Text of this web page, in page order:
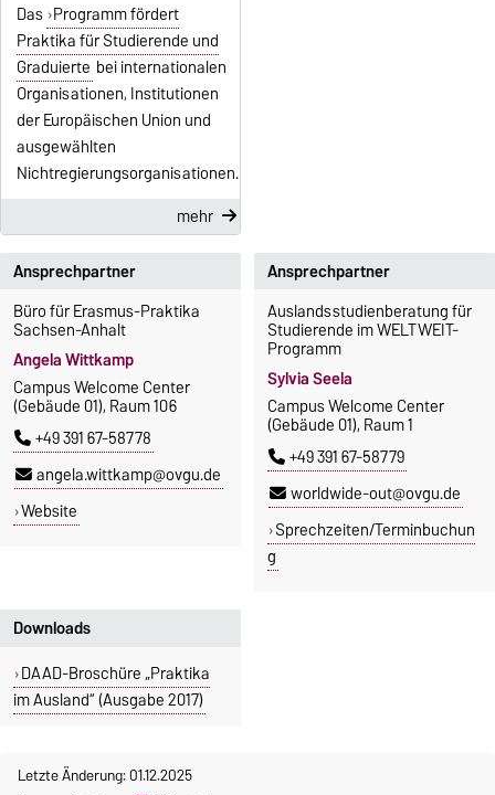
Das Programm fördert
Praktika für Studierende und
Graduierte bei internationalen
Organisationen, Institutionen
der Europäischen Union und
ausgewählten
Nichtregierungsorganisationen.
mehr
Ansprechpartner
Auslandsstudienberatung für
Studierende im WELTWEIT-
Programm
Sylvia Seela
Campus Welcome Center
(Gebäude 01), Raum 1
+49 391 67-58779
worldwide-out@ovgu.de
Sprechzeiten/Terminbuchun
g
Ansprechpartner
Büro für Erasmus-Praktika
Sachsen-Anhalt
Angela Wittkamp
Campus Welcome Center
(Gebäude 01), Raum 106
+49 391 67-58778
angela.wittkamp@ovgu.de
Website
Downloads
DAAD-Broschüre „Praktika
im Ausland“ (Ausgabe 2017)
Letzte Änderung: 01.12.2025